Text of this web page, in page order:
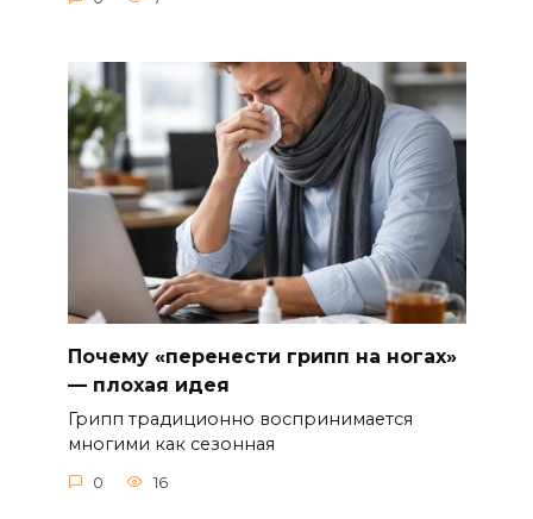
Почему «перенести грипп на ногах»
— плохая идея
Грипп традиционно воспринимается
многими как сезонная
0 16